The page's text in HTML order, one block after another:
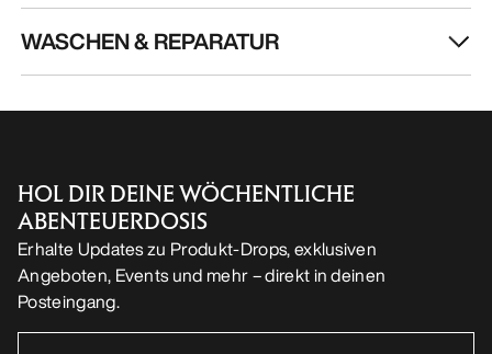
WASCHEN & REPARATUR
HOL DIR DEINE WÖCHENTLICHE
ABENTEUERDOSIS
Erhalte Updates zu Produkt-Drops, exklusiven
Angeboten, Events und mehr – direkt in deinen
Posteingang.